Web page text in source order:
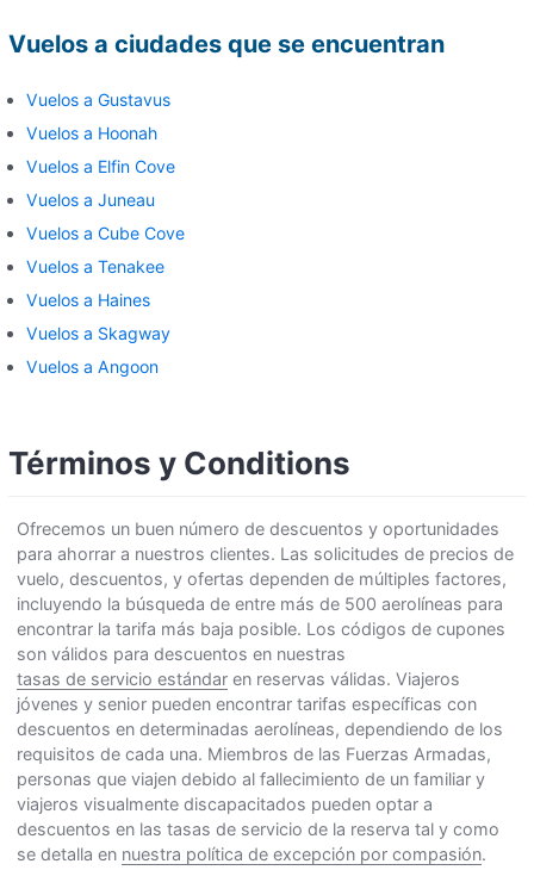
Vuelos a ciudades que se encuentran
Vuelos a Gustavus
Vuelos a Hoonah
Vuelos a Elfin Cove
Vuelos a Juneau
Vuelos a Cube Cove
Vuelos a Tenakee
Vuelos a Haines
Vuelos a Skagway
Vuelos a Angoon
Términos y Conditions
Ofrecemos un buen número de descuentos y oportunidades
para ahorrar a nuestros clientes. Las solicitudes de precios de
vuelo, descuentos, y ofertas dependen de múltiples factores,
incluyendo la búsqueda de entre más de 500 aerolíneas para
encontrar la tarifa más baja posible. Los códigos de cupones
son válidos para descuentos en nuestras
tasas de servicio estándar en reservas válidas. Viajeros
jóvenes y senior pueden encontrar tarifas específicas con
descuentos en determinadas aerolíneas, dependiendo de los
requisitos de cada una. Miembros de las Fuerzas Armadas,
personas que viajen debido al fallecimiento de un familiar y
viajeros visualmente discapacitados pueden optar a
descuentos en las tasas de servicio de la reserva tal y como
se detalla en nuestra política de excepción por compasión.